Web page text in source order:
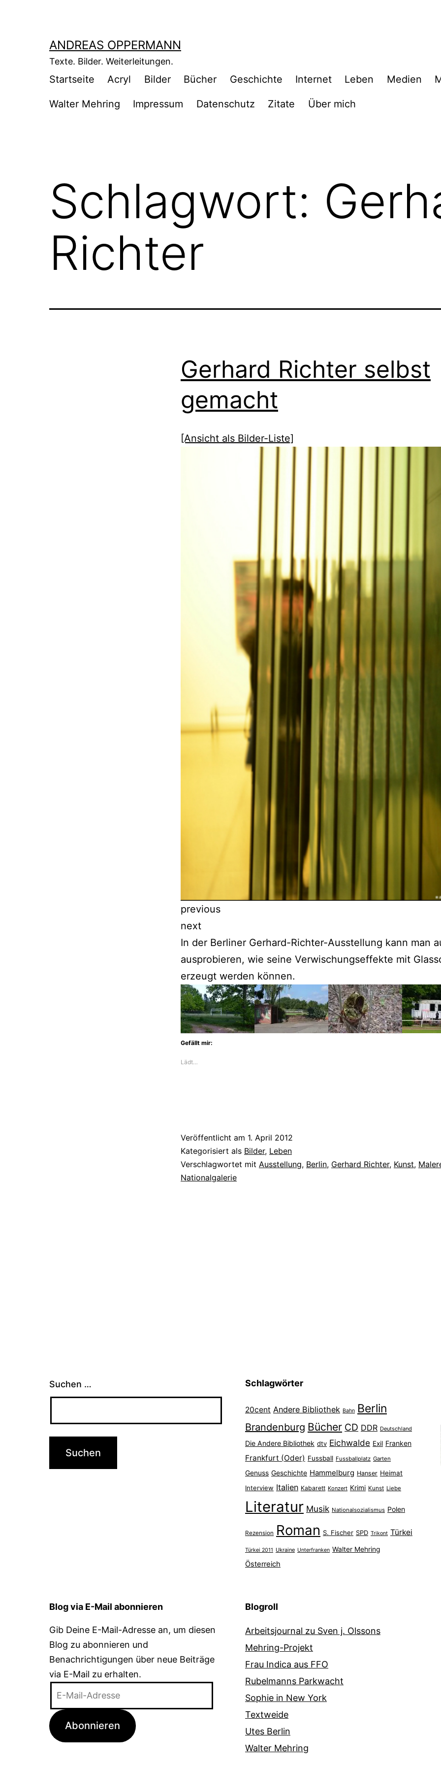
ANDREAS OPPERMANN
Texte. Bilder. Weiterleitungen.
Startseite Acryl Bilder Bücher Geschichte Internet Leben Medien
Walter Mehring Impressum Datenschutz Zitate Über mich
Schlagwort:
Richter
Gerhard Richter selbst
gemacht
[Ansicht als Bilder-Liste]
previous
next
In der Berliner Gerhard-Richter-Ausstellung kann man
ausprobieren, wie seine Verwischungseffekte mit
erzeugt werden können.
Gefällt mir:
Lädt…
Veröffentlicht am 1. April 2012
Kategorisiert als Bilder, Leben
Verschlagwortet mit Ausstellung, Berlin, Gerhard Richter, Kunst,
Nationalgalerie
Suchen … Schlagwörter
20cent Andere Bibliothek Bahn Berlin
Brandenburg Bücher CD DDR Deutschland
Die Andere Bibliothek dtv Eichwalde Exil Franken
Frankfurt (Oder) Fussball Fussballplatz Garten
Genuss Geschichte Hammelburg Hanser Heimat
Interview Italien Kabarett Konzert Krimi Kunst Liebe
Literatur Musik Nationalsozialismus Polen
Rezension Roman S. Fischer SPD Trikont Türkei
Türkei 2011 Ukraine Unterfranken Walter Mehring
Österreich
Blog via E-Mail abonnieren
Gib Deine E-Mail-Adresse an, um diesen
Blog zu abonnieren und
Benachrichtigungen über neue Beiträge
via E-Mail zu erhalten.
Adresse
Abonnieren
Blogroll
Arbeitsjournal zu Sven j. Olssons
Mehring-Projekt
Frau Indica aus FFO
Rubelmanns Parkwacht
Sophie in New York
Textweide
Utes Berlin
Walter Mehring